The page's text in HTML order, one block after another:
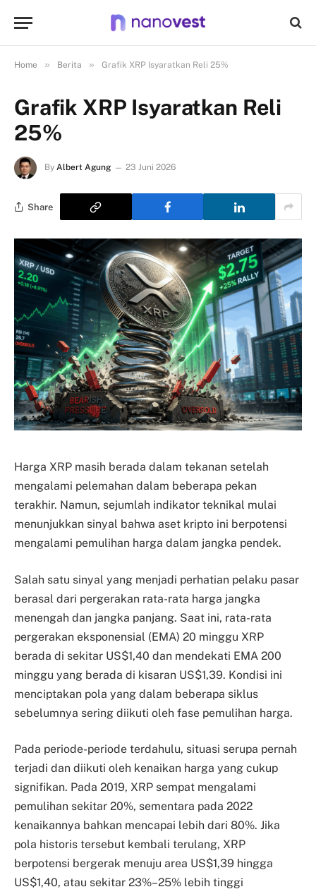
Home » Berita » Grafik XRP Isyaratkan Reli 25%
Grafik XRP Isyaratkan Reli
25%
By Albert Agung 23 Juni 2026
Share
Harga XRP masih berada dalam tekanan setelah
mengalami pelemahan dalam beberapa pekan
terakhir. Namun, sejumlah indikator teknikal mulai
menunjukkan sinyal bahwa aset kripto ini berpotensi
mengalami pemulihan harga dalam jangka pendek.
Salah satu sinyal yang menjadi perhatian pelaku pasar
berasal dari pergerakan rata-rata harga jangka
menengah dan jangka panjang. Saat ini, rata-rata
pergerakan eksponensial (EMA) 20 minggu XRP
berada di sekitar US$1,40 dan mendekati EMA 200
minggu yang berada di kisaran US$1,39. Kondisi ini
menciptakan pola yang dalam beberapa siklus
sebelumnya sering diikuti oleh fase pemulihan harga.
Pada periode-periode terdahulu, situasi serupa pernah
terjadi dan diikuti oleh kenaikan harga yang cukup
signifikan. Pada 2019, XRP sempat mengalami
pemulihan sekitar 20%, sementara pada 2022
kenaikannya bahkan mencapai lebih dari 80%. Jika
pola historis tersebut kembali terulang, XRP
berpotensi bergerak menuju area US$1,39 hingga
US$1,40, atau sekitar 23%–25% lebih tinggi